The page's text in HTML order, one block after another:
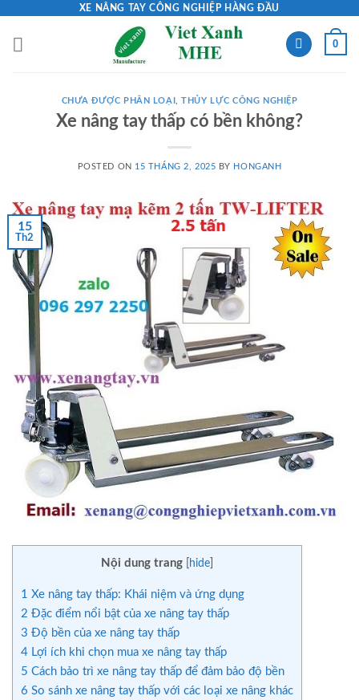
content
XE NÂNG TAY CÔNG NGHIỆP HÀNG ĐẦU
0
CHƯA ĐƯỢC PHÂN LOẠI ,THỦY LỰC CÔNG NGHIỆP
Xe nâng tay thấp có bền không?
POSTED ON 15 THÁNG 2, 2025 BY HONGANH
15
Th2
Nội dung trang hide
1 Xe nâng tay thấp: Khái niệm và ứng dụng
2 Đặc điểm nổi bật của xe nâng tay thấp
3 Độ bền của xe nâng tay thấp
4 Lợi ích khi chọn mua xe nâng tay thấp
5 Cách bảo trì xe nâng tay thấp để đảm bảo độ bền
6 So sánh xe nâng tay thấp với các loại xe nâng khác